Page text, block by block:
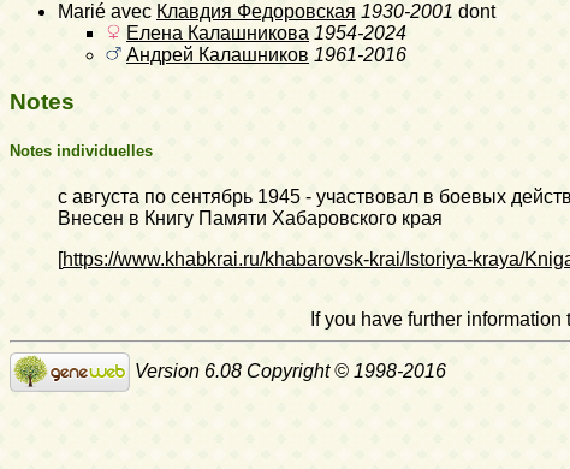
Marié avec Клавдия Федоровская 1930-2001 dont
Елена Калашникова 1954-2024
Андрей Калашников 1961-2016
Notes
Notes individuelles
с августа по сентябрь 1945 - участвовал в боевых
Внесен в Книгу Памяти Хабаровского края
[https://www.khabkrai.ru/khabarovsk-krai/Istoriya-kraya/
If you have further
Version 6.08 Copyright © 1998-2016